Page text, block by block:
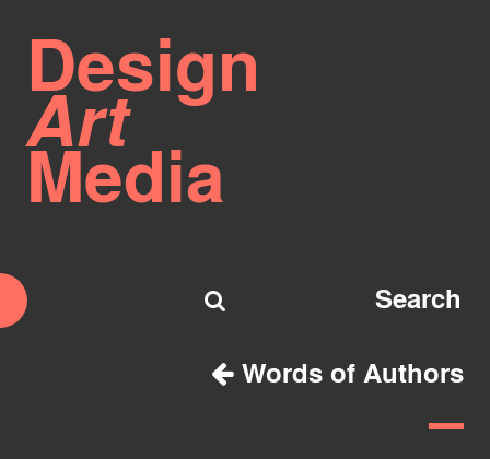
Design
Art
Media
Words of Authors